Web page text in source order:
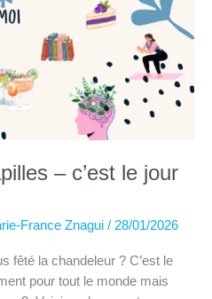
– c’est le jour
France Znagui / 28/01/2026
fêté la chandeleur ? C’est le
pour tout le monde mais